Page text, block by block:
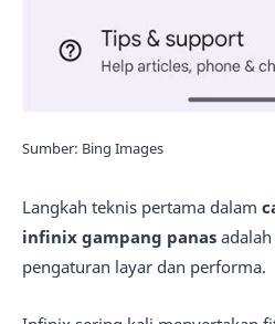
Sumber: Bing Images
Langkah teknis pertama dalam
infinix gampang panas
pengaturan layar dan performa.